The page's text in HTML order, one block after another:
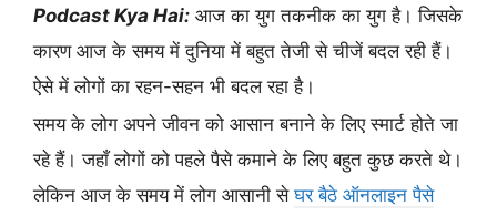
Podcast Kya Hai: आज का युग तकनीक का युग है। जिसके
कारण आज के समय में दुनिया में बहुत तेजी से चीजें बदल रही हैं।
ऐसे में लोगों का रहन-सहन भी बदल रहा है।
समय के लोग अपने जीवन को आसान बनाने के लिए स्मार्ट होते जा
रहे हैं। जहाँ लोगों को पहले पैसे कमाने के लिए बहुत कुछ करते थे।
लेकिन आज के समय में लोग आसानी सेघर बैठे ऑनलाइन पैसे